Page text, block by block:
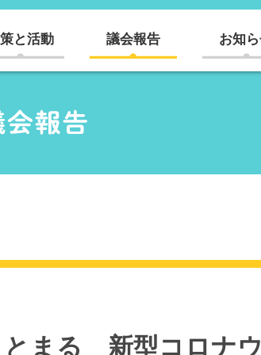
と活動 議会報告 お知
とまる 新型コロナ